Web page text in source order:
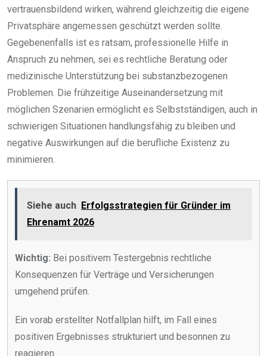
vertrauensbildend wirken, während gleichzeitig die eigene
Privatsphäre angemessen geschützt werden sollte.
Gegebenenfalls ist es ratsam, professionelle Hilfe in
Anspruch zu nehmen, sei es rechtliche Beratung oder
medizinische Unterstützung bei substanzbezogenen
Problemen. Die frühzeitige Auseinandersetzung mit
möglichen Szenarien ermöglicht es Selbstständigen, auch in
schwierigen Situationen handlungsfähig zu bleiben und
negative Auswirkungen auf die berufliche Existenz zu
minimieren.
Siehe auch Erfolgsstrategien für Gründer im
Ehrenamt 2026
Wichtig: Bei positivem Testergebnis rechtliche
Konsequenzen für Verträge und Versicherungen
umgehend prüfen.
Ein vorab erstellter Notfallplan hilft, im Fall eines
positiven Ergebnisses strukturiert und besonnen zu
reagieren.